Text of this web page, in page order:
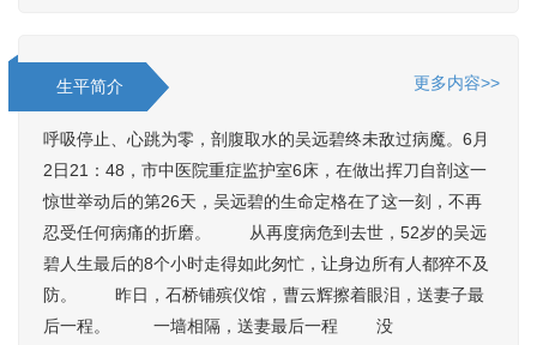
生平简介 更多内容>>
呼吸停止、心跳为零，剖腹取水的吴远碧终未敌过病魔。6月
2日21：48，市中医院重症监护室6床，在做出挥刀自剖这一
惊世举动后的第26天，吴远碧的生命定格在了这一刻，不再
忍受任何病痛的折磨。 从再度病危到去世，52岁的吴远
碧人生最后的8个小时走得如此匆忙，让身边所有人都猝不及
防。 昨日，石桥铺殡仪馆，曹云辉擦着眼泪，送妻子最
后一程。 一墙相隔，送妻最后一程 没